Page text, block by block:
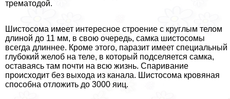
трематодой.
Шистосома имеет интересное строение с круглым телом
длиной до 11 мм, в свою очередь, самка шистосомы
всегда длиннее. Кроме этого, паразит имеет специальный
глубокий желоб на теле, в который подселяется самка,
оставаясь там почти на всю жизнь. Спаривание
происходит без выхода из канала. Шистосома кровяная
способна отложить до 3000 яиц.